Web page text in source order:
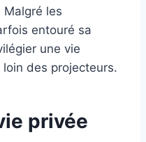
Malgré les
entouré sa
une vie
des projecteurs.
privée